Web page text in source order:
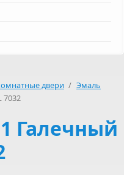
двери / Эмаль
7032
Галечный